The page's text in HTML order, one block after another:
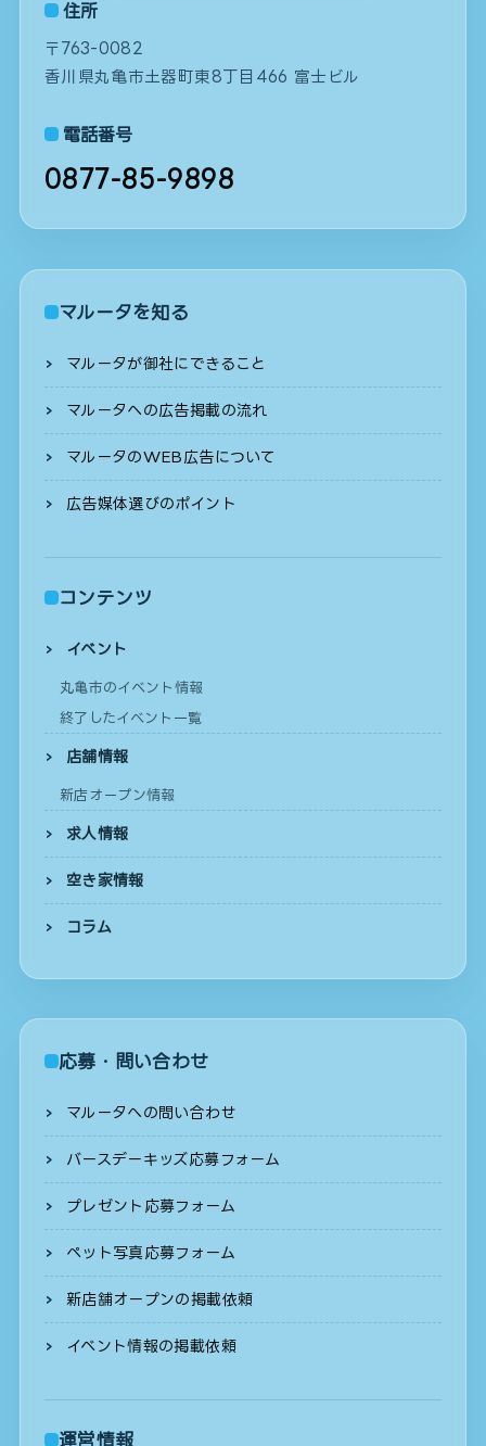
住所
〒763-0082
香川県丸亀市土器町東8丁目466 富士ビル
電話番号
0877-85-9898
マルータを知る
マルータが御社にできること
マルータへの広告掲載の流れ
マルータのWEB広告について
広告媒体選びのポイント
コンテンツ
イベント
丸亀市のイベント情報
終了したイベント一覧
店舗情報
新店オープン情報
求人情報
空き家情報
コラム
応募・問い合わせ
マルータへの問い合わせ
バースデーキッズ応募フォーム
プレゼント応募フォーム
ペット写真応募フォーム
新店舗オープンの掲載依頼
イベント情報の掲載依頼
運営情報